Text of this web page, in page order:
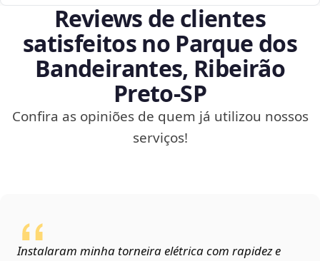
Reviews de clientes
satisfeitos no Parque dos
Bandeirantes, Ribeirão
Preto‑SP
Confira as opiniões de quem já utilizou nossos
serviços!
Instalaram minha torneira elétrica com rapidez e